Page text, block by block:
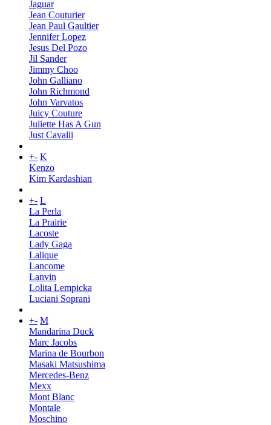
Jaguar
Jean Couturier
Jean Paul Gaultier
Jennifer Lopez
Jesus Del Pozo
Jil Sander
Jimmy Choo
John Galliano
John Richmond
John Varvatos
Juicy Couture
Juliette Has A Gun
Just Cavalli
+- K
Kenzo
Kim Kardashian
+- L
La Perla
La Prairie
Lacoste
Lady Gaga
Lalique
Lancome
Lanvin
Lolita Lempicka
Luciani Soprani
+- M
Mandarina Duck
Marc Jacobs
Marina de Bourbon
Masaki Matsushima
Mercedes-Benz
Mexx
Mont Blanc
Montale
Moschino